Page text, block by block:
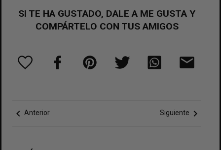
SI TE HA GUSTADO, DALE A ME GUSTA Y
COMPÁRTELO CON TUS AMIGOS
chevron_left Anterior Siguiente chevron_right